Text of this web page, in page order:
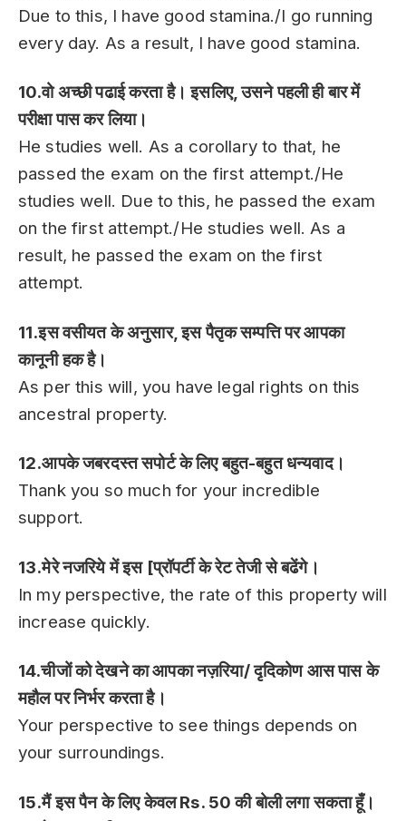
Due to this, I have good stamina./I go running
every day. As a result, I have good stamina.
10.वो अच्छी पढाई करता है। इसलिए, उसने पहली ही बार में
परीक्षा पास कर लिया।
He studies well. As a corollary to that, he
passed the exam on the first attempt./He
studies well. Due to this, he passed the exam
on the first attempt./He studies well. As a
result, he passed the exam on the first
attempt.
11.इस वसीयत के अनुसार, इस पैतृक सम्पत्ति पर आपका
कानूनी हक है।
As per this will, you have legal rights on this
ancestral property.
12.आपके जबरदस्त सपोर्ट के लिए बहुत-बहुत धन्यवाद।
Thank you so much for your incredible
support.
13.मेरे नजरिये में इस [प्रॉपर्टी के रेट तेजी से बढेंगे।
In my perspective, the rate of this property will
increase quickly.
14.चीजों को देखने का आपका नज़रिया/ दृदिकोण आस पास के
महौल पर निर्भर करता है।
Your perspective to see things depends on
your surroundings.
15.मैं इस पैन के लिए केवल Rs. 50 की बोली लगा सकता हूँ।